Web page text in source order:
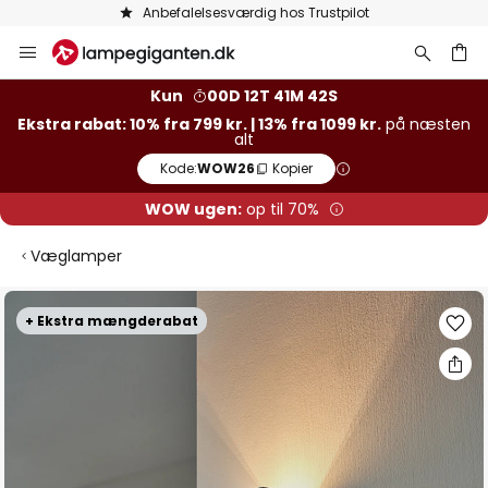
Anbefalelsesværdig hos Trustpilot
to
Kun
00D 12T 41M 42S
Ekstra rabat: 10% fra 799 kr. | 13% fra 1099 kr. på næsten
alt
Kode:WOW26 Kopier
WOW ugen:op til 70%
Væglamper
+ Ekstra mængderabat
Gå
til